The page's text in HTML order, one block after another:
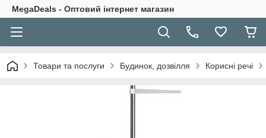
MegaDeals - Оптовий інтернет магазин
Товари та послуги Будинок, дозвілля Корисні речі